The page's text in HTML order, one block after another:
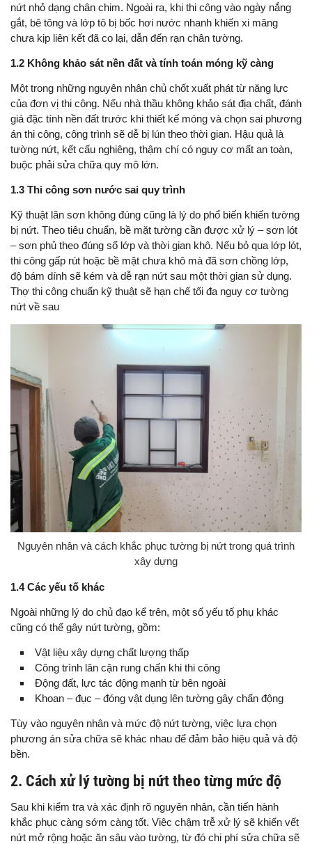
nứt nhỏ dạng chân chim. Ngoài ra, khi thi công vào ngày nắng
gắt, bê tông và lớp tô bị bốc hơi nước nhanh khiến xi măng
chưa kịp liên kết đã co lại, dẫn đến rạn chân tường.
1.2 Không khảo sát nền đất và tính toán móng kỹ càng
Một trong những nguyên nhân chủ chốt xuất phát từ năng lực
của đơn vị thi công. Nếu nhà thầu không khảo sát địa chất, đánh
giá đặc tính nền đất trước khi thiết kế móng và chọn sai phương
án thi công, công trình sẽ dễ bị lún theo thời gian. Hậu quả là
tường nứt, kết cấu nghiêng, thậm chí có nguy cơ mất an toàn,
buộc phải sửa chữa quy mô lớn.
1.3 Thi công sơn nước sai quy trình
Kỹ thuật lăn sơn không đúng cũng là lý do phổ biến khiến tường
bị nứt. Theo tiêu chuẩn, bề mặt tường cần được xử lý – sơn lót
– sơn phủ theo đúng số lớp và thời gian khô. Nếu bỏ qua lớp lót,
thi công gấp rút hoặc bề mặt chưa khô mà đã sơn chồng lớp,
độ bám dính sẽ kém và dễ rạn nứt sau một thời gian sử dụng.
Thợ thi công chuẩn kỹ thuật sẽ hạn chế tối đa nguy cơ tường
nứt về sau
Nguyên nhân và cách khắc phục tường bị nứt trong quá trình
xây dựng
1.4 Các yếu tố khác
Ngoài những lý do chủ đạo kể trên, một số yếu tố phụ khác
cũng có thể gây nứt tường, gồm:
Vật liệu xây dựng chất lượng thấp
Công trình lân cận rung chấn khi thi công
Động đất, lực tác động mạnh từ bên ngoài
Khoan – đục – đóng vật dụng lên tường gây chấn động
Tùy vào nguyên nhân và mức độ nứt tường, việc lựa chọn
phương án sửa chữa sẽ khác nhau để đảm bảo hiệu quả và độ
bền.
2. Cách xử lý tường bị nứt theo từng mức độ
Sau khi kiểm tra và xác định rõ nguyên nhân, cần tiến hành
khắc phục càng sớm càng tốt. Việc chậm trễ xử lý sẽ khiến vết
nứt mở rộng hoặc ăn sâu vào tường, từ đó chi phí sửa chữa sẽ